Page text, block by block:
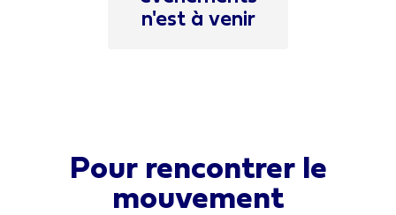
n'est à venir
Pour rencontrer le
mouvement